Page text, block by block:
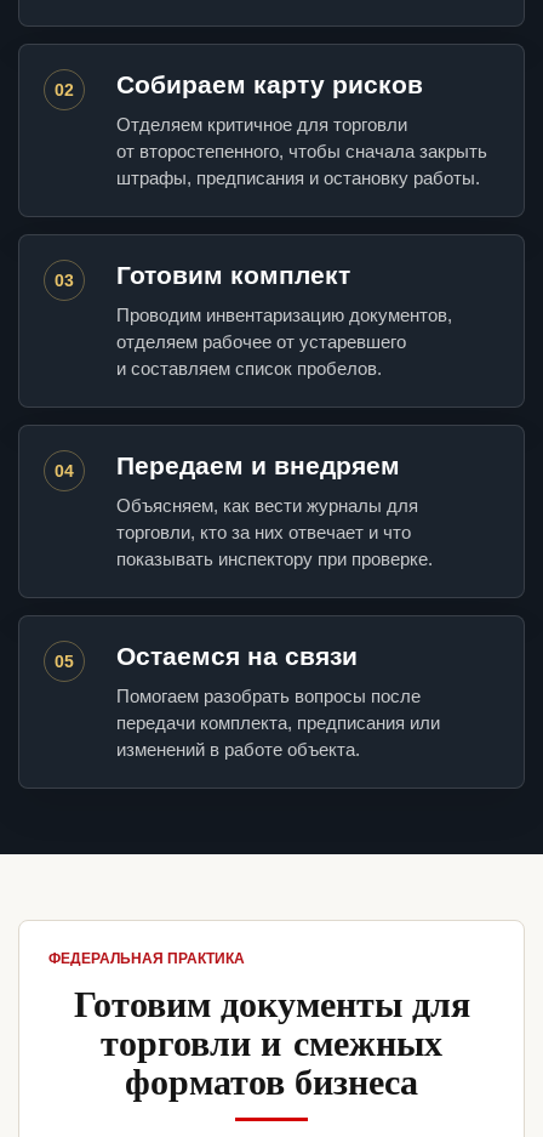
02 Собираем карту рисков
Отделяем критичное для торговли
от второстепенного, чтобы сначала закрыть
штрафы, предписания и остановку работы.
03 Готовим комплект
Проводим инвентаризацию документов,
отделяем рабочее от устаревшего
и составляем список пробелов.
04 Передаем и внедряем
Объясняем, как вести журналы для
торговли, кто за них отвечает и что
показывать инспектору при проверке.
05 Остаемся на связи
Помогаем разобрать вопросы после
передачи комплекта, предписания или
изменений в работе объекта.
ФЕДЕРАЛЬНАЯ ПРАКТИКА
Готовим документы для
торговли и смежных
форматов бизнеса